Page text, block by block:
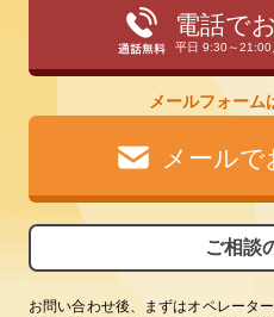
電話で
平日 9:30～
メールフォーム
メール
ご相談
お問い合わせ後、まずはオペレータ